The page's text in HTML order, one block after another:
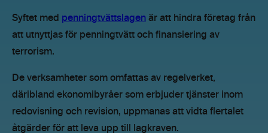
Syftet med penningtvättslagen är att hindra företag från
att utnyttjas för penningtvätt och finansiering av
terrorism.
De verksamheter som omfattas av regelverket,
däribland ekonomibyråer som erbjuder tjänster inom
redovisning och revision, uppmanas att vidta flertalet
åtgärder för att leva upp till lagkraven.